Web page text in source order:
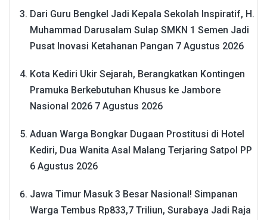
Dari Guru Bengkel Jadi Kepala Sekolah Inspiratif, H.
Muhammad Darusalam Sulap SMKN 1 Semen Jadi
Pusat Inovasi Ketahanan Pangan 7 Agustus 2026
Kota Kediri Ukir Sejarah, Berangkatkan Kontingen
Pramuka Berkebutuhan Khusus ke Jambore
Nasional 2026 7 Agustus 2026
Aduan Warga Bongkar Dugaan Prostitusi di Hotel
Kediri, Dua Wanita Asal Malang Terjaring Satpol PP
6 Agustus 2026
Jawa Timur Masuk 3 Besar Nasional! Simpanan
Warga Tembus Rp833,7 Triliun, Surabaya Jadi Raja